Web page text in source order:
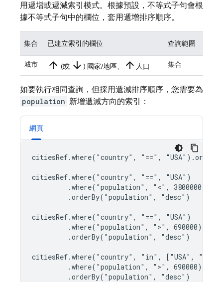
用遞增或遞減索引模式。根據預設，不等式子句會根
據不等式子句中的欄位，套用遞增排序順序。
集合 已建立索引的欄位 查詢範圍
城市 arrow_upward (或 arrow_downward ) 國家/地區、 arrow_upward 人口 集合
如要執行相同查詢，但採用遞減排序順序，您需要為
population 新增遞減方向的索引：
網頁
citiesRef.where("country", "==",
citiesRef.where("country", "==", "USA")
         .where("population", "<", 3800000)
         .orderBy("population", "desc")
citiesRef.where("country", "==", "USA")
         .where("population", ">", 690000)
         .orderBy("population", "desc")
citiesRef.where("country", "in", ["USA",
         .where("population", ">", 690000)
         .orderBy("population", "desc")